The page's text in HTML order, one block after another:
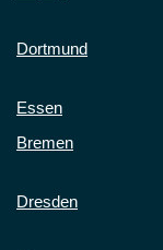
Dortmund
Essen
Bremen
Dresden